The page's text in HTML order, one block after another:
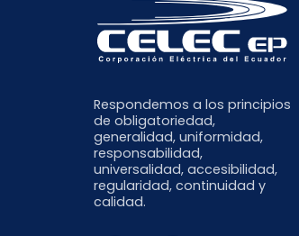
Respondemos a los principios
de obligatoriedad,
generalidad, uniformidad,
responsabilidad,
universalidad, accesibilidad,
regularidad, continuidad y
calidad.